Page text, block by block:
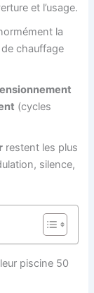
et l’usage.
la
chauffage
(cycles
restent les plus
silence,
piscine 50